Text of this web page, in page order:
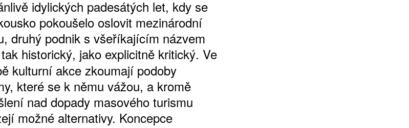
idylických padesátých let, kdy se
pokoušelo oslovit mezinárodní
druhý podnik s všeříkajícím názvem
historický, jako explicitně kritický. Ve
kulturní akce zkoumají podoby
které se k němu vážou, a kromě
nad dopady masového turismu
možné alternativy. Koncepce